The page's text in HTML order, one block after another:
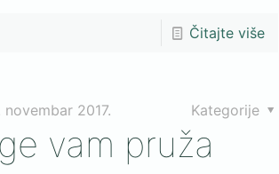
Čitajte više
novembar 2017. Kategorije
vam pruža